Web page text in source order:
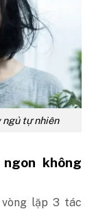
tự nhiên
không
lặp 3 tác